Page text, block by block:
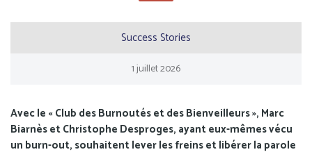
Success Stories
1juillet2026
Avec le « Club des Burnoutés et des Bienveilleurs », Marc
Biarnès et Christophe Desproges, ayant eux-mêmes vécu
un burn-out, souhaitent lever les freins et libérer la parole